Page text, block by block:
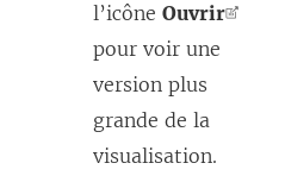
l’icône Ouvrir
pour voir une
version plus
grande de la
visualisation.